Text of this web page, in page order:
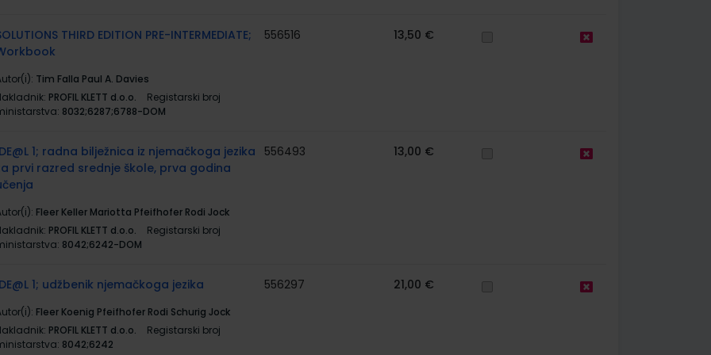
THIRD EDITION PRE-INTERMEDIATE;
Tim Falla Paul A. Davies
PROFIL KLETT d.o.o.
Registarski broj
8032;6287;6788-DOM
556516 13,50 €
1; radna bilježnica iz njemačkoga jezika
prvi razred srednje škole, prva godina
Fleer Keller Mariotta Pfeifhofer Rodi Jock
PROFIL KLETT d.o.o.
Registarski broj
8042;6242-DOM
556493 13,00 €
1; udžbenik njemačkoga jezika
Fleer Koenig Pfeifhofer Rodi Schurig Jock
PROFIL KLETT d.o.o.
Registarski broj
8042;6242
556297 21,00 €